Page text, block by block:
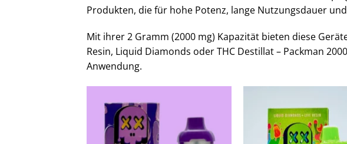
Produkten, die für hohe Potenz, lange Nutzungsdauer
Mit ihrer 2 Gramm (2000 mg) Kapazität bieten diese
Resin, Liquid Diamonds oder THC Destillat – Packman
Anwendung.